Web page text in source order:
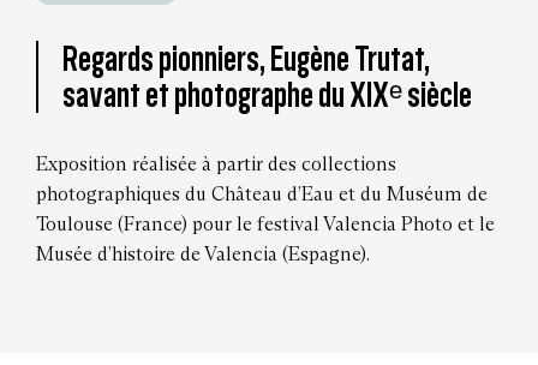
Regards pionniers, Eugène Trutat,
savant et photographe du XIXᵉ siècle
Exposition réalisée à partir des collections
photographiques du Château d’Eau et du Muséum de
Toulouse (France) pour le festival Valencia Photo et le
Musée d’histoire de Valencia (Espagne).